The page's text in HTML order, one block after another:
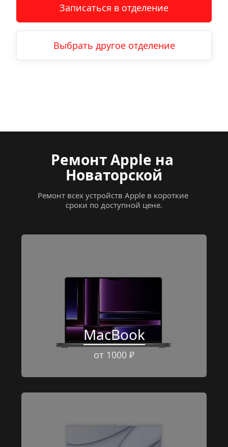
Записаться в отделение
Выбрать другое отделение
Ремонт Apple на
Новаторской
Ремонт всех устройств Apple в короткие
сроки по доступной цене.
MacBook
от 1000 ₽